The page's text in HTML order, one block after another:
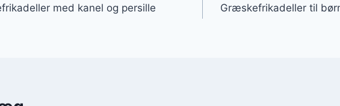
med kanel og persille
Græskefrikadeller til